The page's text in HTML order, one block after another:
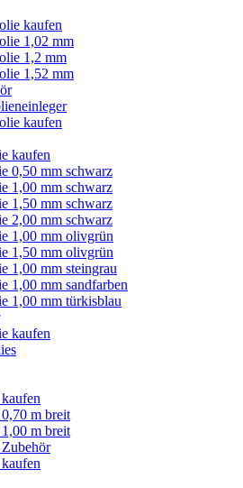
kaufen
1,02 mm
1,2 mm
1,52 mm
kaufen
kaufen
0,50 mm schwarz
1,00 mm schwarz
1,50 mm schwarz
2,00 mm schwarz
1,00 mm olivgrün
1,50 mm olivgrün
1,00 mm steingrau
1,00 mm sandfarben
1,00 mm türkisblau
kaufen
m breit
m breit